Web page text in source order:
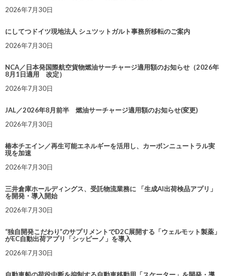
2026年7月30日
にしてつドイツ現地法人 シュツットガルト事務所移転のご案内
2026年7月30日
NCA／日本発国際航空貨物燃油サーチャージ適用額のお知らせ（2026年
8月1日適用 改定）
2026年7月30日
JAL／2026年8月前半 燃油サーチャージ適用額のお知らせ(変更)
2026年7月30日
椿本チエイン／再生可能エネルギーを活用し、カーボンニュートラル実
現を加速
2026年7月30日
三井倉庫ホールディングス、受託物流業務に 「生成AI出荷検品アプリ」
を開発・導入開始
2026年7月30日
“独自開発こだわり”のサプリメントでD2C展開する「ウェルモット製薬」
がEC自動出荷アプリ「シッピーノ」を導入
2026年7月30日
自動車船の荷役中断を抑制する自動車移動用「スケーター」を開発・導